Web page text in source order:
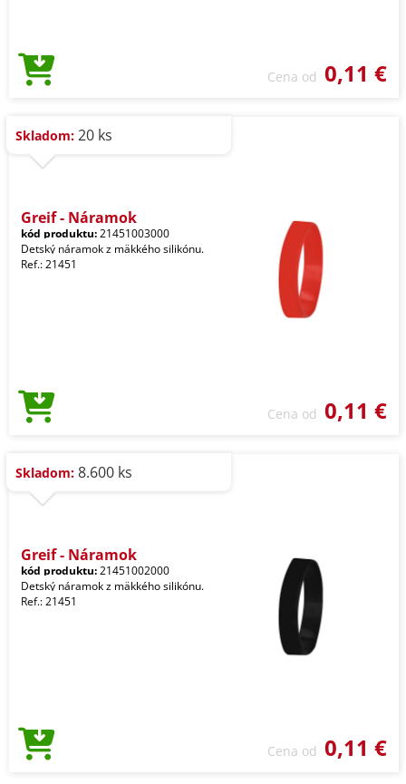
Cena od 0,11 €
Skladom: 20 ks
Greif - Náramok
kód produktu:21451003000
Detský náramok z mäkkého silikónu.
Ref.: 21451
Cena od 0,11 €
Skladom: 8.600 ks
Greif - Náramok
kód produktu:21451002000
Detský náramok z mäkkého silikónu.
Ref.: 21451
Cena od 0,11 €